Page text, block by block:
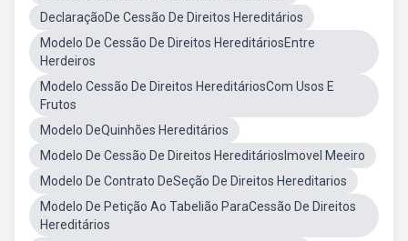
DeclaraçãoDe Cessão De Direitos Hereditários
Modelo De Cessão De Direitos HereditáriosEntre
Herdeiros
Modelo Cessão De Direitos HereditáriosCom Usos E
Frutos
Modelo DeQuinhões Hereditários
Modelo De Cessão De Direitos HereditáriosImovel Meeiro
Modelo De Contrato DeSeção De Direitos Hereditarios
Modelo De Petição Ao Tabelião ParaCessão De Direitos
Hereditários